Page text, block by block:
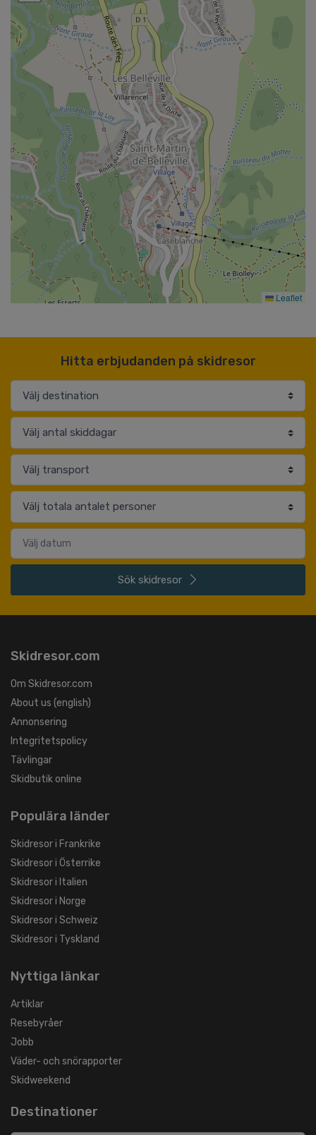
Leaflet
Hitta erbjudanden på skidresor
Sök skidresor
Skidresor.com
Om Skidresor.com
About us (english)
Annonsering
Integritetspolicy
Tävlingar
Skidbutik online
Populära länder
Skidresor i Frankrike
Skidresor i Österrike
Skidresor i Italien
Skidresor i Norge
Skidresor i Schweiz
Skidresor i Tyskland
Nyttiga länkar
Artiklar
Resebyråer
Jobb
Väder- och snörapporter
Skidweekend
Destinationer